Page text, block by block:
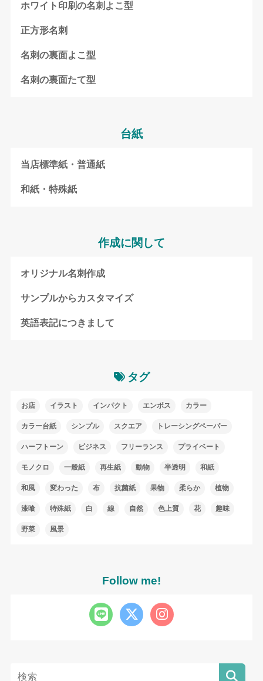
ホワイト印刷の名刺よこ型
正方形名刺
名刺の裏面よこ型
名刺の裏面たて型
台紙
当店標準紙・普通紙
和紙・特殊紙
作成に関して
オリジナル名刺作成
サンプルからカスタマイズ
英語表記につきまして
タグ
お店 イラスト インパクト エンボス カラー
カラー台紙 シンプル スクエア トレーシングペーパー
ハーフトーン ビジネス フリーランス プライベート
モノクロ 一般紙 再生紙 動物 半透明 和紙
和風 変わった 布 抗菌紙 果物 柔らか 植物
漆喰 特殊紙 白 線 自然 色上質 花 趣味
野菜 風景
Follow me!